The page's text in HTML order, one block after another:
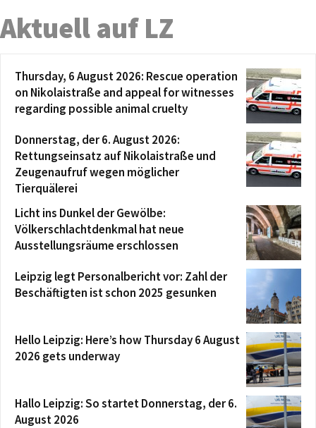
Aktuell auf LZ
Thursday, 6 August 2026: Rescue operation
on Nikolaistraße and appeal for witnesses
regarding possible animal cruelty
Donnerstag, der 6. August 2026:
Rettungseinsatz auf Nikolaistraße und
Zeugenaufruf wegen möglicher
Tierquälerei
Licht ins Dunkel der Gewölbe:
Völkerschlachtdenkmal hat neue
Ausstellungsräume erschlossen
Leipzig legt Personalbericht vor: Zahl der
Beschäftigten ist schon 2025 gesunken
Hello Leipzig: Here’s how Thursday 6 August
2026 gets underway
Hallo Leipzig: So startet Donnerstag, der 6.
August 2026